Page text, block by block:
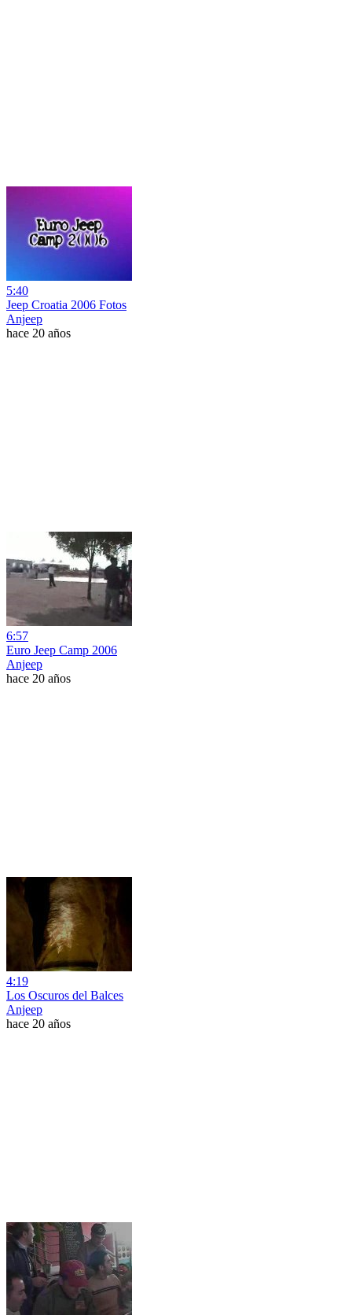
5:40
Jeep Croatia 2006 Fotos
Anjeep
hace 20 años
6:57
Euro Jeep Camp 2006
Anjeep
hace 20 años
4:19
Los Oscuros del Balces
Anjeep
hace 20 años